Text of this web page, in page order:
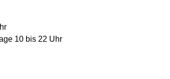
10 bis 22 Uhr